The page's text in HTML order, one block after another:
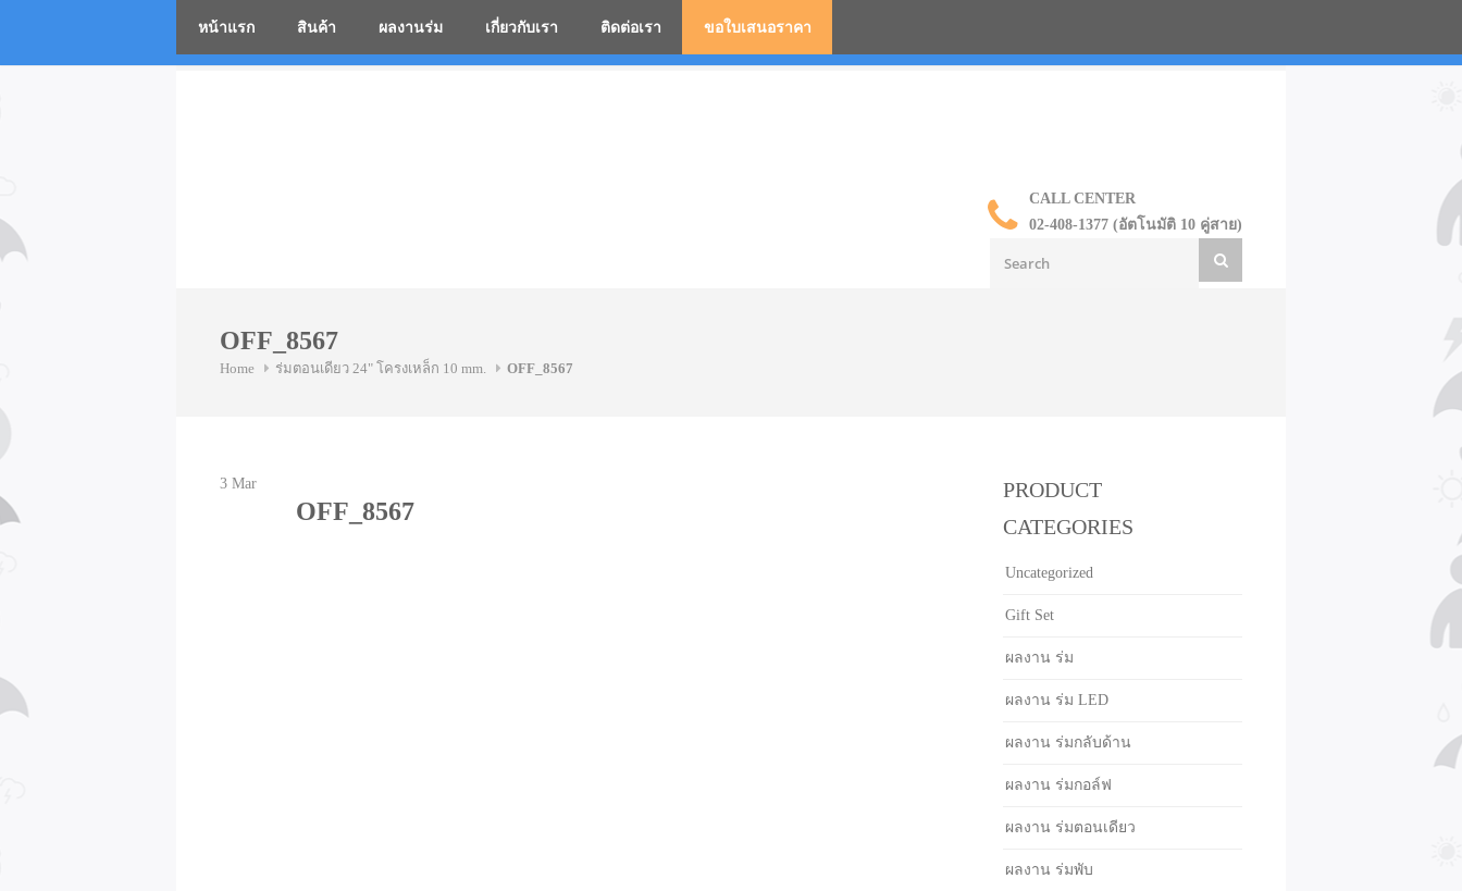
CALL CENTER
02-408-1377 (อัตโนมัติ 10 คู่สาย)
หน้าแรก สินค้า ผลงานร่ม เกี่ยวกับเรา ติดต่อเรา ขอใบเสนอราคา
OFF_8567
Home ร่มตอนเดียว 24" โครงเหล็ก 10 mm. OFF_8567
3 Mar
OFF_8567
PRODUCT
CATEGORIES
Uncategorized
Gift Set
ผลงาน ร่ม
ผลงาน ร่ม LED
ผลงาน ร่มกลับด้าน
ผลงาน ร่มกอล์ฟ
ผลงาน ร่มตอนเดียว
ผลงาน ร่มพับ
โรงงานร่มสกรีนโลโก้ ร่มพรีเมี่ยม ร่มตอนเดียว ร่มกอล์ฟ ร่มกลับด้าน ราคาส่ง